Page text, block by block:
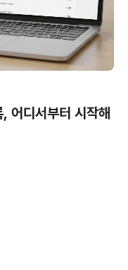
어디서부터 시작해